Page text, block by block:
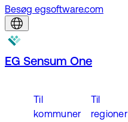
Besøg egsoftware.com
EG Sensum One
Til
kommuner
Til
regioner